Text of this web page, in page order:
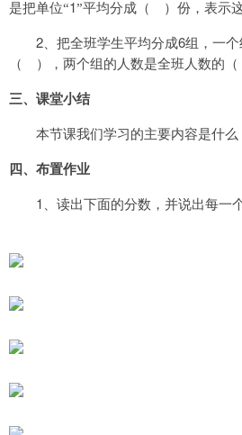
是把单位“1”平均分成（ ）份，表示
2 、把全班学生平均分成6组，一
（
），两个组的人数是全班人数的（
三、课堂小结
本节课我们学习的主要内容是什么
四、布置作业
1 、读出下面的分数，并说出每一